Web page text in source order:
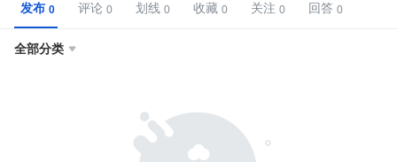
发布 评论 划线 收藏 关注 回答
全部分类 